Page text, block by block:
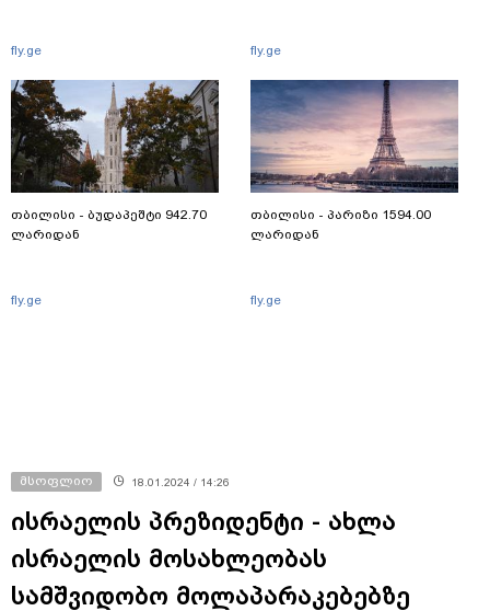
fly.ge
თბილისი - ბუდაპეშტი 942.70
ლარიდან
fly.ge
fly.ge
თბილისი - პარიზი 1594.00
ლარიდან
fly.ge
მსოფლიო 18.01.2024 / 14:26
ისრაელის პრეზიდენტი - ახლა
ისრაელის მოსახლეობას
სამშვიდობო მოლაპარაკებებზე